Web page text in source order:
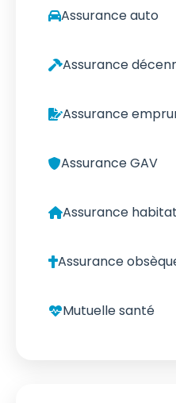
Assurance auto
Assurance
Assurance
Assurance GAV
Assurance
Assurance
Mutuelle santé